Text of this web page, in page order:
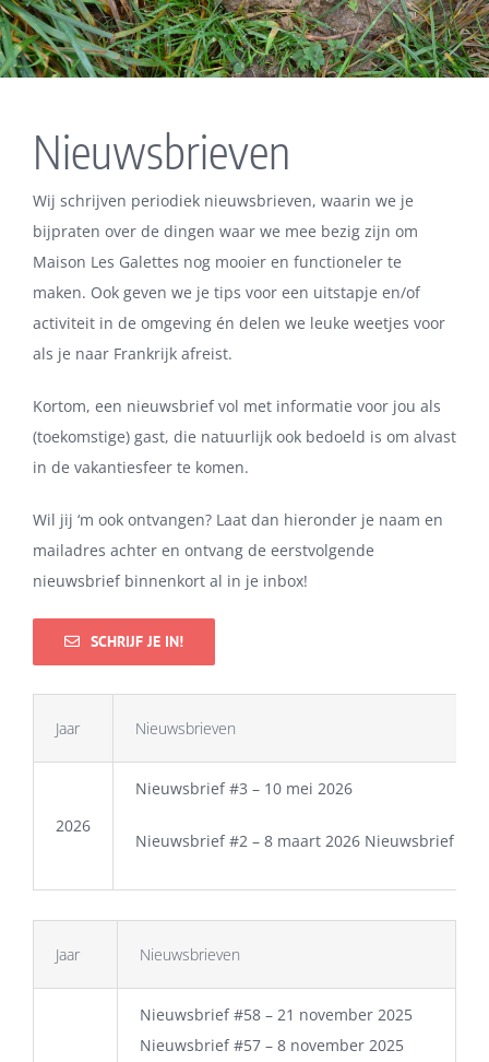
Nieuwsbrieven
Wij schrijven periodiek nieuwsbrieven, waarin we je
bijpraten over de dingen waar we mee bezig zijn om
Maison Les Galettes nog mooier en functioneler te
maken. Ook geven we je tips voor een uitstapje en/of
activiteit in de omgeving én delen we leuke weetjes voor
als je naar Frankrijk afreist.
Kortom, een nieuwsbrief vol met informatie voor jou als
(toekomstige) gast, die natuurlijk ook bedoeld is om alvast
in de vakantiesfeer te komen.
Wil jij ‘m ook ontvangen? Laat dan hieronder je naam en
mailadres achter en ontvang de eerstvolgende
nieuwsbrief binnenkort al in je inbox!
SCHRIJF JE IN!
Jaar Nieuwsbrieven
2026
Nieuwsbrief #3 – 10 mei 2026
Nieuwsbrief #2 – 8 maart 2026 Nieuwsbrief #1
Jaar Nieuwsbrieven
Nieuwsbrief #58 – 21 november 2025
Nieuwsbrief #57 – 8 november 2025